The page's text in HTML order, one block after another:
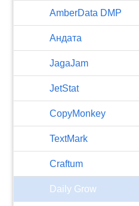
AmberData DMP
Андата
JagaJam
JetStat
CopyMonkey
TextMark
Craftum
​Daily Grow